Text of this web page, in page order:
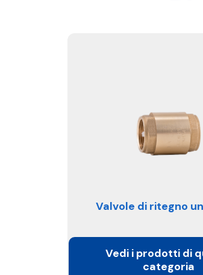
Valvole di ritegno
Vedi i prodotti di
categoria